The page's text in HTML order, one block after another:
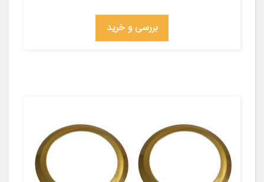
بررسی و خرید